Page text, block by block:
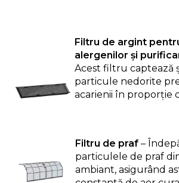
Filtru de argint
alergenilor și
Acest filtru captează
particule nedorite
acarienii în proporție
Filtru de praf –
particulele de praf
ambiant, asigurând